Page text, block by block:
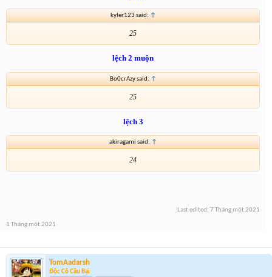
kyler123 said: ↑
25
lệch 2 muộn
Bo0crAzy said: ↑
25
lệch 3
akiragami said: ↑
24
Last edited: 7 Tháng một 2021
1 Tháng một 2021
TomAadarsh
Độc Cô Cầu Bại